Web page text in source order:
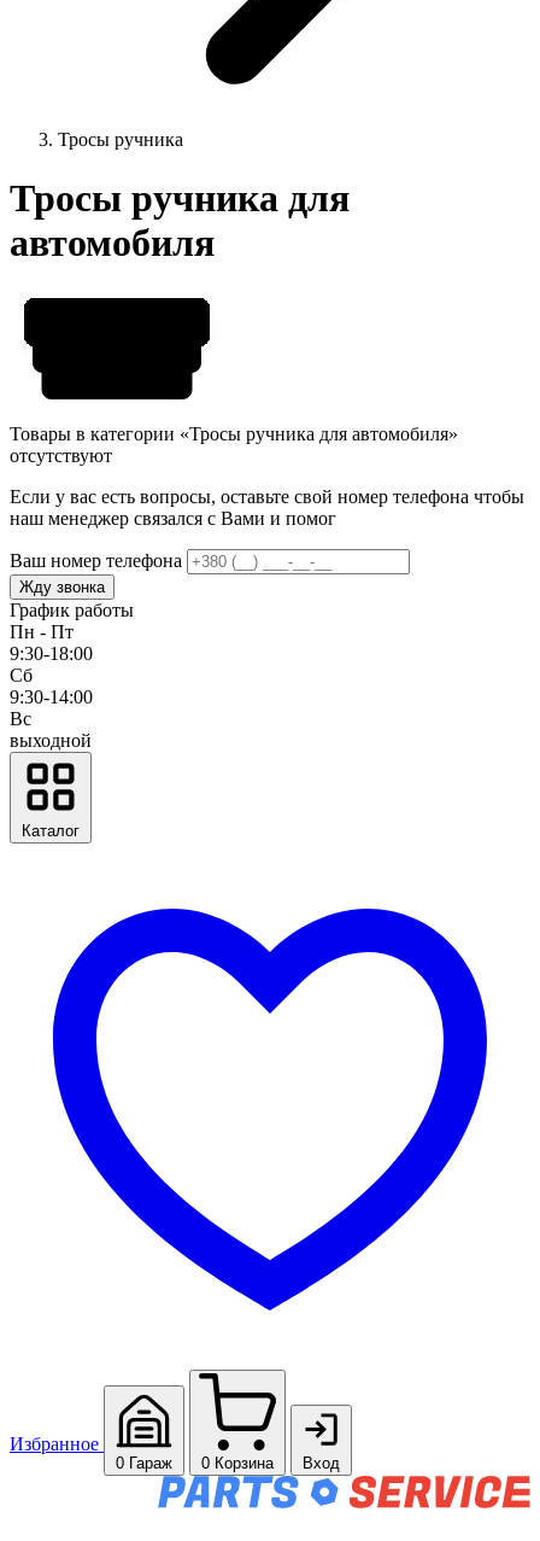
Тросы ручника
Тросы ручника для
автомобиля
Товары в категории «Тросы ручника для автомобиля»
отсутствуют
Если у вас есть вопросы, оставьте свой номер телефона чтобы
наш менеджер связался с Вами и помог
Ваш номер телефона
Жду звонка
График работы
Пн - Пт
9:30-18:00
Сб
9:30-14:00
Вс
выходной
Каталог
Избранное
0 Гараж 0 Корзина Вход